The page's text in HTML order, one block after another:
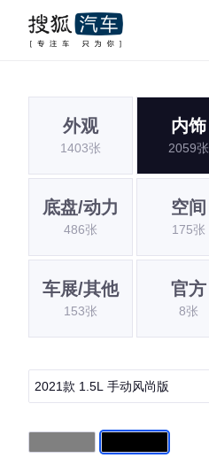
外观
1403张
内饰
2059张
底盘/动力
486张
空间
175张
车展/其他
153张
官方
8张
2021款 1.5L 手动风尚版